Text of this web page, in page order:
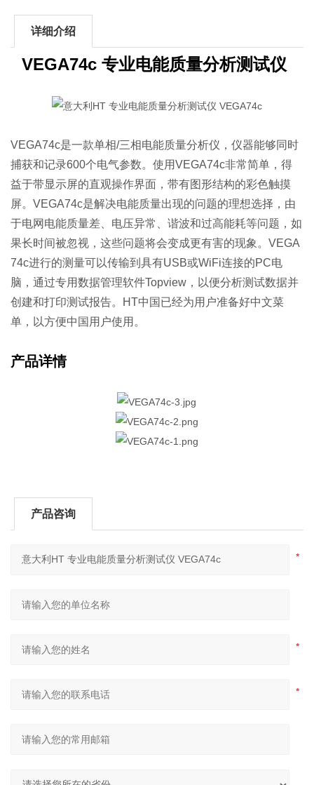
详细介绍
VEGA74c 专业电能质量分析测试仪
VEGA74c是一款单相/三相电能质量分析仪，仪器能够同时
捕获和记录600个电气参数。使用VEGA74c非常简单，得
益于带显示屏的直观操作界面，带有图形结构的彩色触摸
屏。VEGA74c是解决电能质量出现的问题的理想选择，由
于电网电能质量差、电压异常、谐波和过高能耗等问题，如
果长时间被忽视，这些问题将会变成更有害的现象。VEGA
74c进行的测量可以传输到具有USB或WiFi连接的PC电
脑，通过专用数据管理软件Topview，以便分析测试数据并
创建和打印测试报告。HT中国已经为用户准备好中文菜
单，以方便中国用户使用。
产品详情
产品咨询